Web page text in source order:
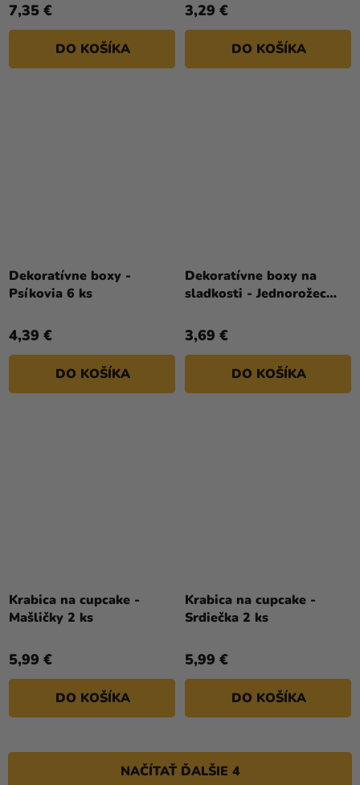
7,35 €
DO KOŠÍKA
3,29 €
DO KOŠÍKA
Dekoratívne boxy -
Psíkovia 6 ks
4,39 €
DO KOŠÍKA
Dekoratívne boxy na
sladkosti - Jednorožec
3,69 €
DO KOŠÍKA
Krabica na cupcake -
Mašličky 2 ks
5,99 €
DO KOŠÍKA
Krabica na cupcake -
Srdiečka 2 ks
5,99 €
DO KOŠÍKA
NAČÍTAŤ ĎALŠIE 4